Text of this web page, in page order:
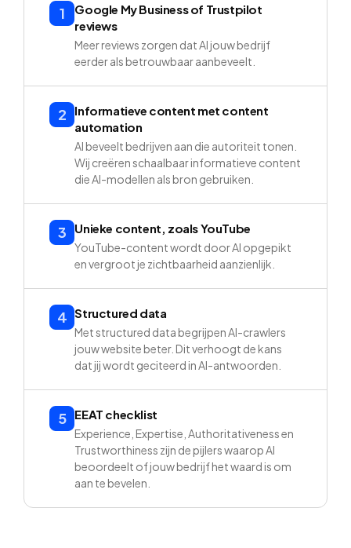
1
Google My Business of Trustpilot
reviews
Meer reviews zorgen dat AI jouw bedrijf
eerder als betrouwbaar aanbeveelt.
2
Informatieve content met content
automation
AI beveelt bedrijven aan die autoriteit tonen.
Wij creëren schaalbaar informatieve content
die AI-modellen als bron gebruiken.
3 Unieke content, zoals YouTube
YouTube-content wordt door AI opgepikt
en vergroot je zichtbaarheid aanzienlijk.
4 Structured data
Met structured data begrijpen AI-crawlers
jouw website beter. Dit verhoogt de kans
dat jij wordt geciteerd in AI-antwoorden.
5 EEAT checklist
Experience, Expertise, Authoritativeness en
Trustworthiness zijn de pijlers waarop AI
beoordeelt of jouw bedrijf het waard is om
aan te bevelen.